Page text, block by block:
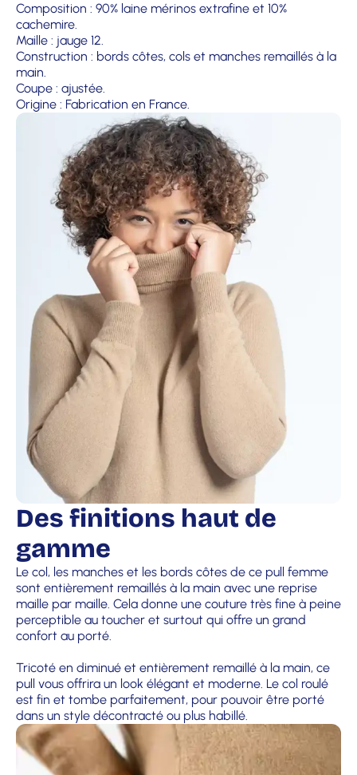
Composition : 90% laine mérinos extrafine et 10%
cachemire.
Maille : jauge 12.
Construction : bords côtes, cols et manches remaillés à la
main.
Coupe : ajustée.
Origine : Fabrication en France.
Des finitions haut de
gamme
Le col, les manches et les bords côtes de ce pull femme
sont entièrement remaillés à la main avec une reprise
maille par maille. Cela donne une couture très fine à peine
perceptible au toucher et surtout qui offre un grand
confort au porté.
Tricoté en diminué et entièrement remaillé à la main, ce
pull vous offrira un look élégant et moderne. Le col roulé
est fin et tombe parfaitement, pour pouvoir être porté
dans un style décontracté ou plus habillé.